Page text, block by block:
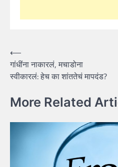
Post
navigation
⟵
गांधींना नाकारलं, मचाडोना
स्वीकारलं: हेच का शांततेचं मापदंड?
More Related